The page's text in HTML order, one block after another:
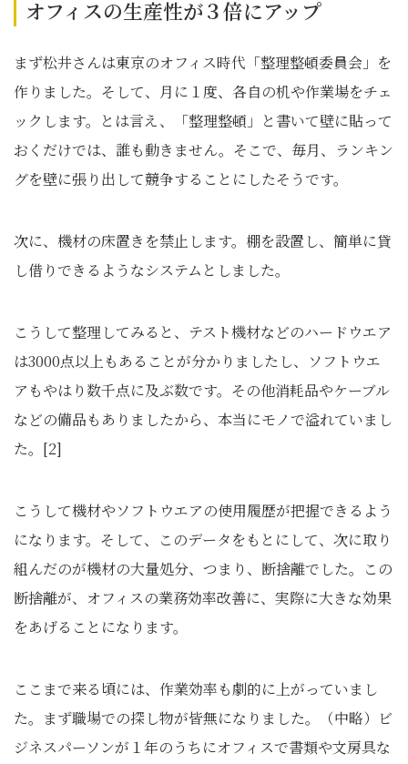
オフィスの生産性が３倍にアップ
まず松井さんは東京のオフィス時代「整理整頓委員会」を
作りました。そして、月に１度、各自の机や作業場をチェ
ックします。とは言え、「整理整頓」と書いて壁に貼って
おくだけでは、誰も動きません。そこで、毎月、ランキン
グを壁に張り出して競争することにしたそうです。
次に、機材の床置きを禁止します。棚を設置し、簡単に貸
し借りできるようなシステムとしました。
こうして整理してみると、テスト機材などのハードウエア
は3000点以上もあることが分かりましたし、ソフトウエ
アもやはり数千点に及ぶ数です。その他消耗品やケーブル
などの備品もありましたから、本当にモノで溢れていまし
た。[2]
こうして機材やソフトウエアの使用履歴が把握できるよう
になります。そして、このデータをもとにして、次に取り
組んだのが機材の大量処分、つまり、断捨離でした。この
断捨離が、オフィスの業務効率改善に、実際に大きな効果
をあげることになります。
ここまで来る頃には、作業効率も劇的に上がっていまし
た。まず職場での探し物が皆無になりました。（中略）ビ
ジネスパーソンが１年のうちにオフィスで書類や文房具な